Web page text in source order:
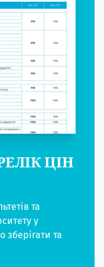
ЦІН
та
у
зберігати та